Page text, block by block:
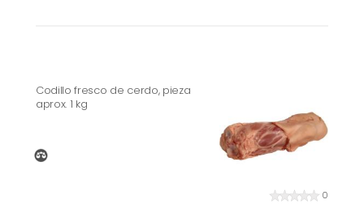
Codillo fresco de cerdo, pieza
aprox. 1 kg
0